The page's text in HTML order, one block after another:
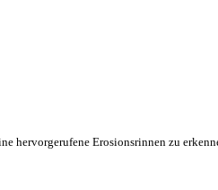
hervorgerufene Erosionsrinnen zu